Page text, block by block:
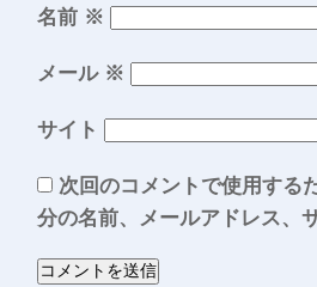
名前 ※
メール ※
サイト
次回のコメントで使用する
分の名前、メールアドレス、